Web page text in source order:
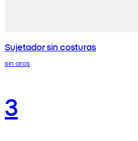
Sujetador sin costuras
sin aros
3